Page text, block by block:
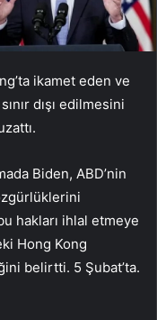
ikamet eden ve
dışı edilmesini
Biden, ABD’nin
hakları ihlal etmeye
Hong Kong
belirtti. 5 Şubat’ta.